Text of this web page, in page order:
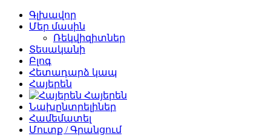
Գլխավոր
Մեր մասին
Ռեկվիզիտներ
Տեսականի
Բլոգ
Հետադարձ կապ
Հայերեն
Հայերեն
Նախընտրելիներ
Համեմատել
Մուտք / Գրանցում